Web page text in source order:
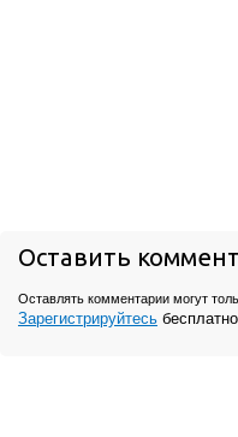
Оставить
Оставлять комментарии могут
Зарегистрируйтесь